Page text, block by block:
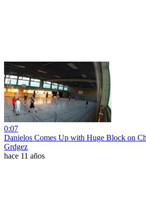
0:07
Danielos Comes Up with Huge Block on
Grdgez
hace 11 años